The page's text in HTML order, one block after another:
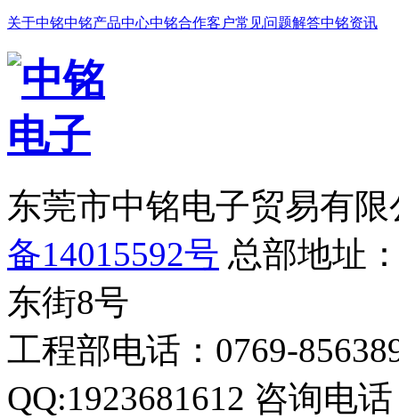
关于中铭中铭产品中心中铭合作客户常见问题解答中铭资讯
东莞市中铭电子贸易有
备14015592号 总部地址
东街8号
工程部电话：0769-
QQ:1923681612 咨询电